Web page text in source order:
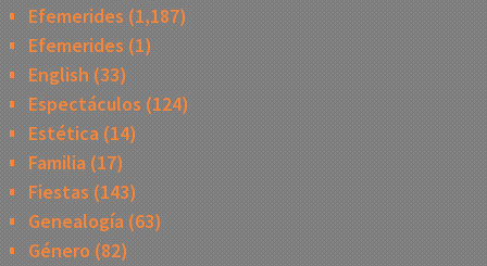
Efemerides (1,187)
Efemerides (1)
English (33)
Espectáculos (124)
Estética(14)
Familia(17)
Fiestas (143)
Genealogía(63)
Género (82)